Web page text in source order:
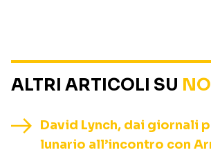
ALTRI ARTICOLI SU
David Lynch, dai giornali
lunario all’incontro con